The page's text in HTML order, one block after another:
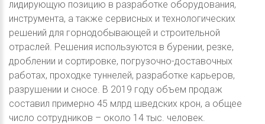
лидирующую позицию в разработке оборудования,
инструмента, а также сервисных и технологических
решений для горнодобывающей и строительной
отраслей. Решения используются в бурении, резке,
дроблении и сортировке, погрузочно-доставочных
работах, проходке туннелей, разработке карьеров,
разрушении и сносе. В 2019 году объем продаж
составил примерно 45 млрд шведских крон, а общее
число сотрудников – около 14 тыс. человек.